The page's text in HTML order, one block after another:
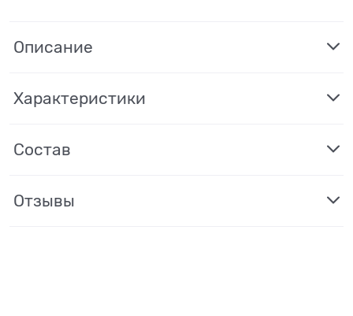
Описание
Характеристики
Состав
Отзывы